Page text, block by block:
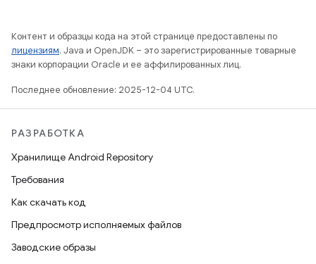
Контент и образцы кода на этой странице предоставлены по
лицензиям. Java и OpenJDK – это зарегистрированные товарные
знаки корпорации Oracle и ее аффилированных лиц.
Последнее обновление: 2025-12-04 UTC.
РАЗРАБОТКА
Хранилище Android Repository
Требования
Как скачать код
Предпросмотр исполняемых файлов
Заводские образы